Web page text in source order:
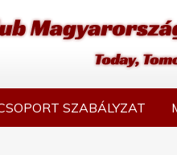
SZABÁLYZAT